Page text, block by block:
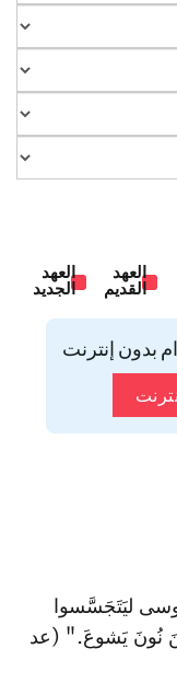
العهد
القديم
العهد
الجديد
بدون إنترنت
ليَتَجَسَّسوا
نُونَ يَشوعَ‌." (عد